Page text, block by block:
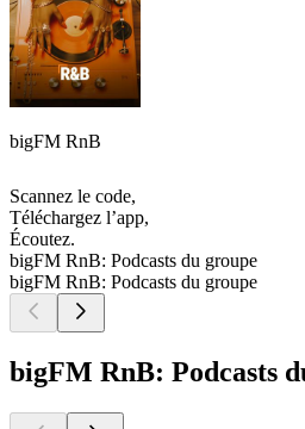
bigFM RnB
Scannez le code,
Téléchargez l’app,
Écoutez.
bigFM RnB: Podcasts du groupe
bigFM RnB: Podcasts du groupe
bigFM RnB: Podcasts